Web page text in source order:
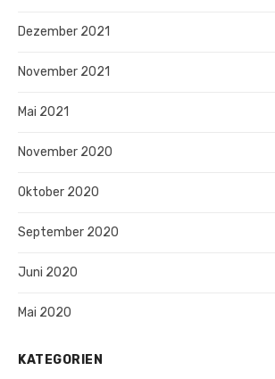
Dezember 2021
November 2021
Mai 2021
November 2020
Oktober 2020
September 2020
Juni 2020
Mai 2020
KATEGORIEN